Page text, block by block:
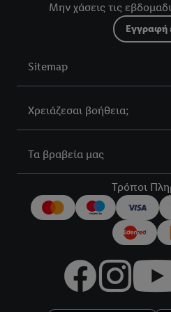
Μην χάσεις τις
Εγγραφή
Sitemap
Χρειάζεσαι βοήθεια;
Τα βραβεία μας
Τρόποι